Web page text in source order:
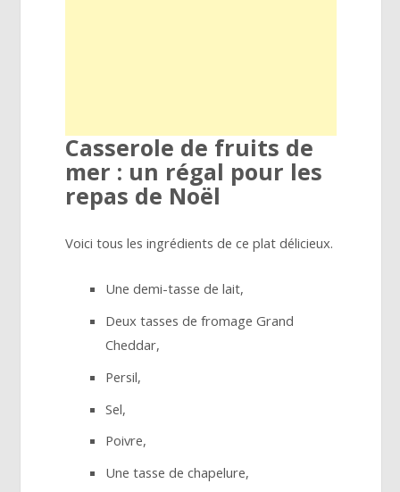
Casserole de fruits de
mer : un régal pour les
repas de Noël
Voici tous les ingrédients de ce plat délicieux.
Une demi-tasse de lait,
Deux tasses de fromage Grand
Cheddar,
Persil,
Sel,
Poivre,
Une tasse de chapelure,